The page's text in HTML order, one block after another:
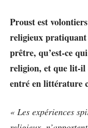
Proust est
religieux pratiquant
prêtre, qu’est-ce
religion, et que lit-il
entré en littérature
« Les expériences